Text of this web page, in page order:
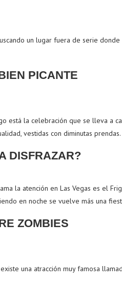
un lugar fuera de serie
PICANTE
está la celebración que se lleva a
vestidas con diminutas
DISFRAZAR?
la atención en Las Vegas es el
en noche se vuelve más una
ZOMBIES
una atracción muy famosa